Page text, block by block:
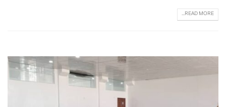
READ MORE...